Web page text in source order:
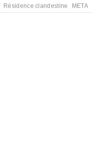
Résidence clandestine META